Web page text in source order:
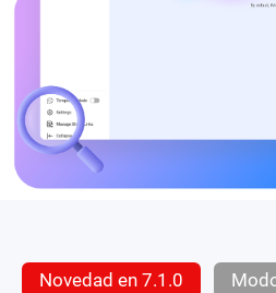
Novedad en 7.1.0